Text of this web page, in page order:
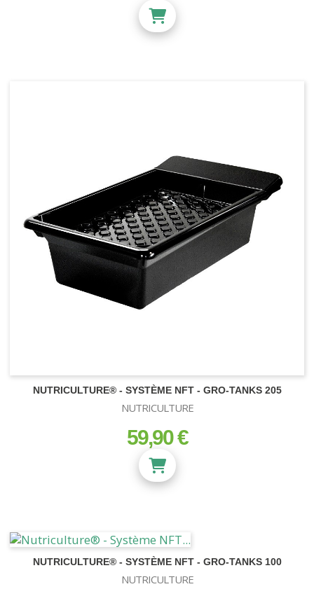
NUTRICULTURE® - SYSTÈME NFT - GRO-TANKS 205
NUTRICULTURE
prix
59,90 €
NUTRICULTURE® - SYSTÈME NFT - GRO-TANKS 100
NUTRICULTURE